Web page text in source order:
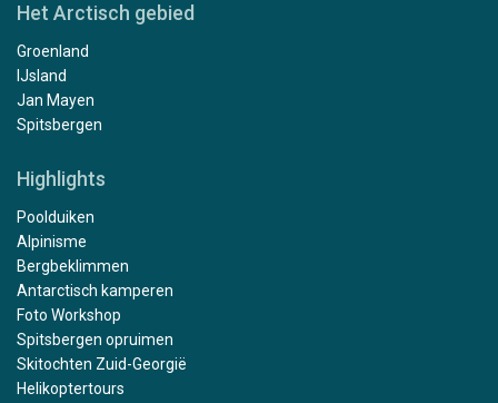
Het Arctisch gebied
Groenland
IJsland
Jan Mayen
Spitsbergen
Highlights
Poolduiken
Alpinisme
Bergbeklimmen
Antarctisch kamperen
Foto Workshop
Spitsbergen opruimen
Skitochten Zuid-Georgië
Helikoptertours